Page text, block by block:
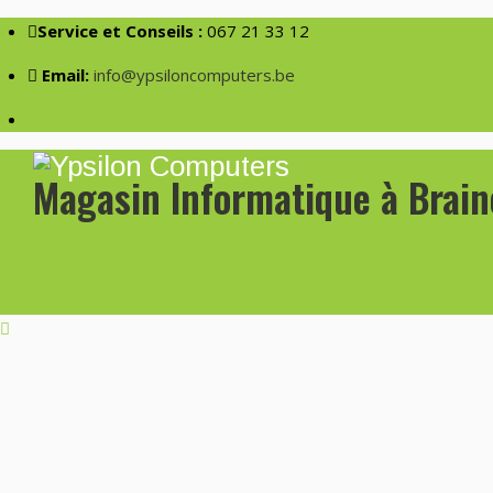
Service et Conseils : 067 21 33 12
Email: info@ypsiloncomputers.be
Magasin Informatique à